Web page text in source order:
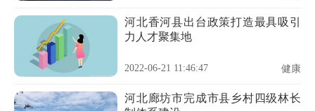
河北香河县出台政策打造最具吸引
力人才聚集地
2022-06-21 11:46:47 健康
河北廊坊市完成市县乡村四级林长